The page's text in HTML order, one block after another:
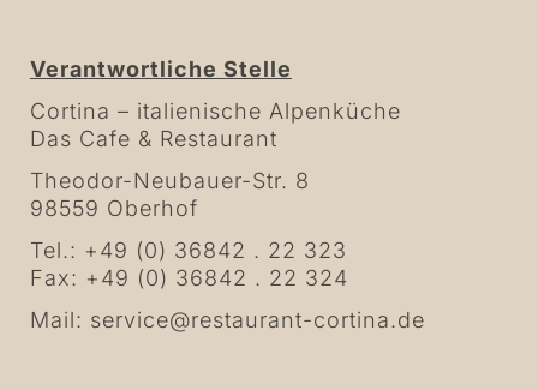
Verantwortliche Stelle
Cortina – italienische Alpenküche
Das Cafe & Restaurant
Theodor-Neubauer-Str. 8
98559 Oberhof
Tel.: +49 (0) 36842 . 22 323
Fax: +49 (0) 36842 . 22 324
Mail: service@restaurant-cortina.de